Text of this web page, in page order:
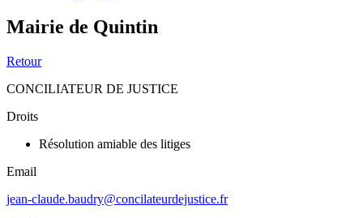
Mairie de Quintin
Retour
CONCILIATEUR DE JUSTICE
Droits
Résolution amiable des litiges
Email
jean-claude.baudry@concilateurdejustice.fr